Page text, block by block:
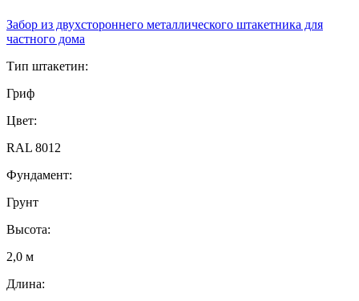
Забор из двухстороннего металлического штакетника для
частного дома
Тип штакетин:
Гриф
Цвет:
RAL 8012
Фундамент:
Грунт
Высота:
2,0 м
Длина: